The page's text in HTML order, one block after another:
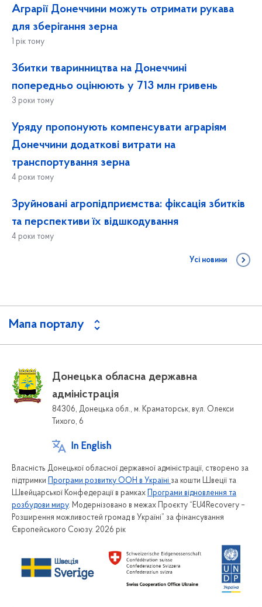
Аграрії Донеччини можуть отримати рукава
для зберігання зерна
1 рік тому
Збитки тваринництва на Донеччині
попередньо оцінюють у 713 млн гривень
3 роки тому
Уряду пропонують компенсувати аграріям
Донеччини додаткові витрати на
транспортування зерна
4 роки тому
Зруйновані агропідприємства: фіксація збитків
та перспективи їх відшкодування
4 роки тому
Усі новини
Мапа порталу
Донецька обласна державна
адміністрація
84306, Донецька обл., м. Краматорськ, вул. Олекси
Тихого, 6
In English
Власність Донецької обласної державної адміністрації, створено за
підтримки Програми розвитку ООН в Україні за кошти Швеції та
Швейцарської Конфедерації в рамках Програми відновлення та
розбудови миру. Модернізовано в межах Проєкту “EU4Recovery –
Розширення можливостей громад в Україні” за фінансування
Європейського Союзу. 2026 рік